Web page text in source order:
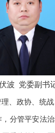
波 党委副书
、政协、统战
， 分管平安法治